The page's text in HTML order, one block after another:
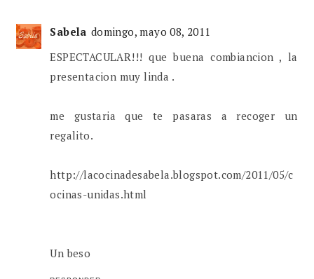
Sabela domingo, mayo 08, 2011
ESPECTACULAR!!! que buena combiancion , la
presentacion muy linda .
me gustaria que te pasaras a recoger un
regalito.
http://lacocinadesabela.blogspot.com/2011/05/c
ocinas-unidas.html
Un beso